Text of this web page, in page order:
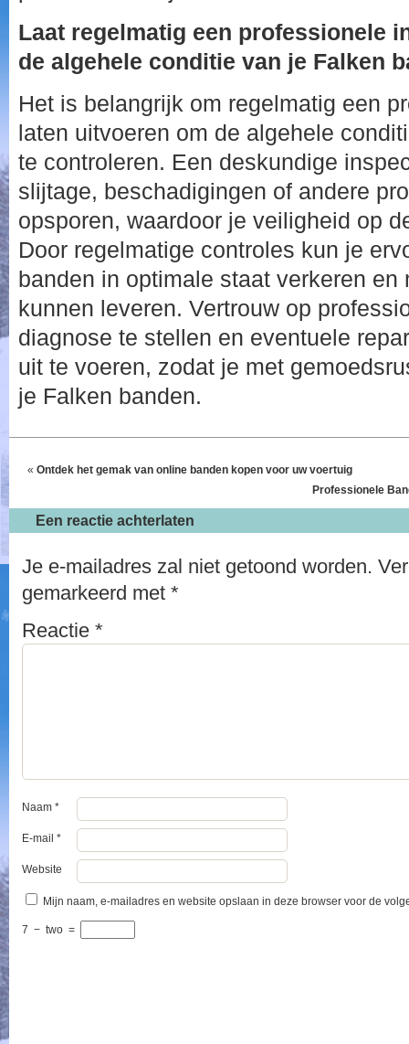
Laat regelmatig een professionele
de algehele conditie van je Falken
Het is belangrijk om regelmatig een
laten uitvoeren om de algehele
te controleren. Een deskundige
slijtage, beschadigingen of andere
opsporen, waardoor je veiligheid op
Door regelmatige controles kun je
banden in optimale staat verkeren en
kunnen leveren. Vertrouw op
diagnose te stellen en eventuele
uit te voeren, zodat je met
je Falken banden.
« Ontdek het gemak van online banden kopen voor uw voertuig
Professionele
Een reactie achterlaten
Je e-mailadres zal niet getoond worden.
gemarkeerd met*
Reactie*
Naam*
E-mail*
Website
Mijn naam, e-mailadres en website opslaan in deze browser voor de
7 − two =